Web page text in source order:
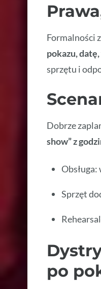
Formalności
pokazu,
sprzętu i
Dobrze
show” z
Sprzęt
po